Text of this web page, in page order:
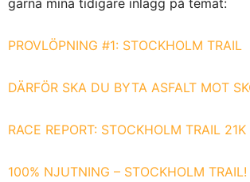
gärna mina tidigare inlägg på temat:
PROVLÖPNING #1: STOCKHOLM TRAIL
DÄRFÖR SKA DU BYTA ASFALT MOT
RACE REPORT: STOCKHOLM TRAIL 21K
100% NJUTNING – STOCKHOLM TRAIL!